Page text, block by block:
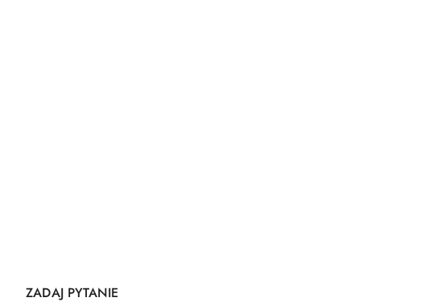
ZADAJ PYTANIE